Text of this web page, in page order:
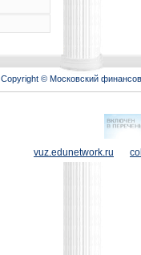
Copyright © Московский
vuz.edunetwork.ru